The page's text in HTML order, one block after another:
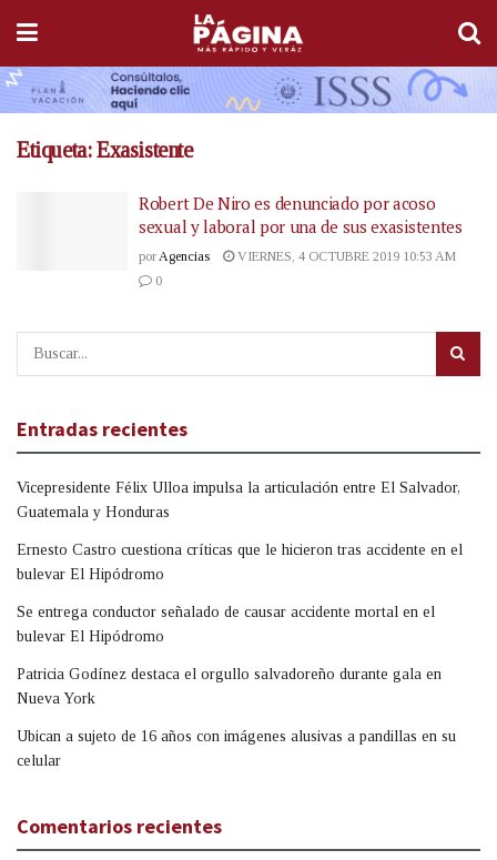
Etiqueta:Exasistente
Robert De Niro es denunciado por acoso
sexual y laboral por una de sus exasistentes
por Agencias
VIERNES, 4 OCTUBRE 2019 10:53 AM
0
Entradas recientes
Vicepresidente Félix Ulloa impulsa la articulación entre El Salvador,
Guatemala y Honduras
Ernesto Castro cuestiona críticas que le hicieron tras accidente en el
bulevar El Hipódromo
Se entrega conductor señalado de causar accidente mortal en el
bulevar El Hipódromo
Patricia Godínez destaca el orgullo salvadoreño durante gala en
Nueva York
Ubican a sujeto de 16 años con imágenes alusivas a pandillas en su
celular
Comentarios recientes